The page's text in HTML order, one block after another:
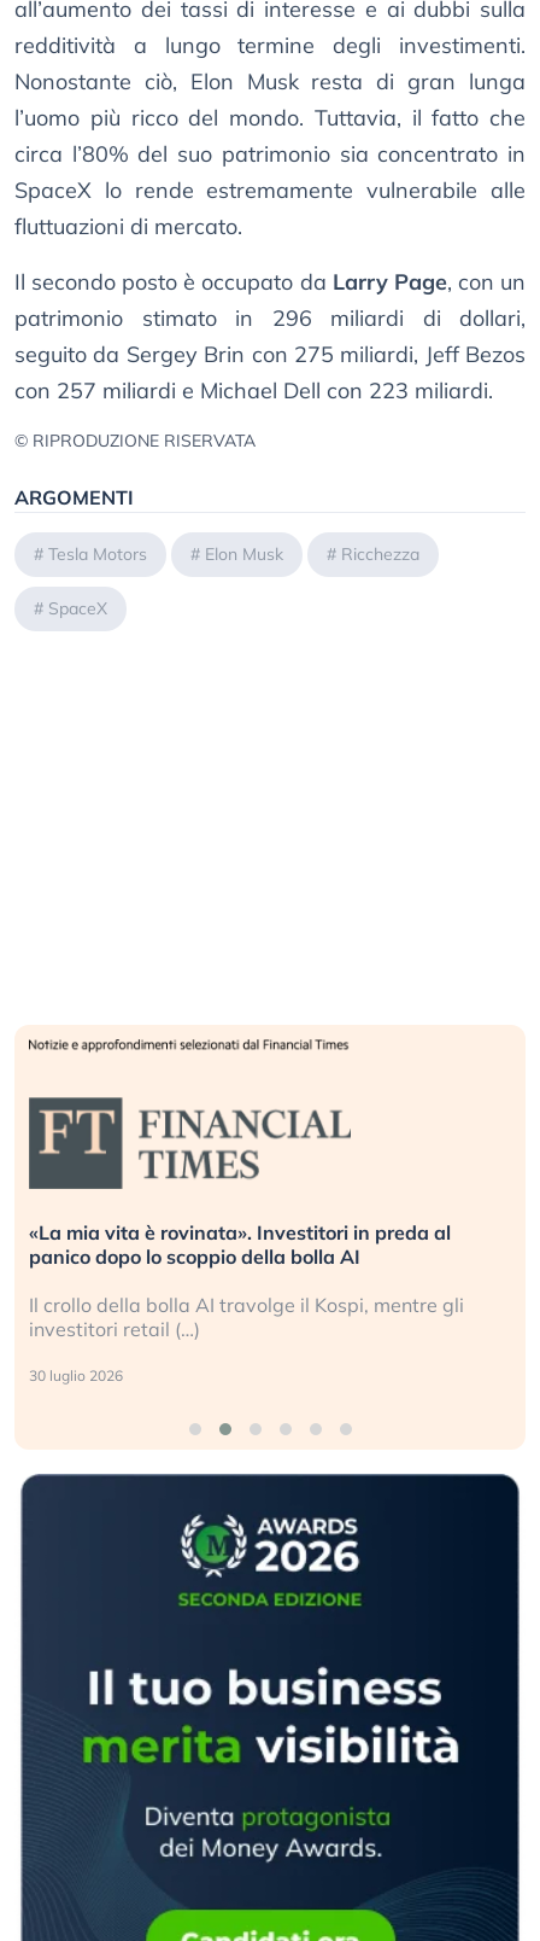
all’aumento dei tassi di interesse e ai dubbi sulla
redditività a lungo termine degli investimenti.
Nonostante ciò, Elon Musk resta di gran lunga
l’uomo più ricco del mondo. Tuttavia, il fatto che
circa l’80% del suo patrimonio sia concentrato in
SpaceX lo rende estremamente vulnerabile alle
fluttuazioni di mercato.
Il secondo posto è occupato da Larry Page, con un
patrimonio stimato in 296 miliardi di dollari,
seguito da Sergey Brin con 275 miliardi, Jeff Bezos
con 257 miliardi e Michael Dell con 223 miliardi.
© RIPRODUZIONE RISERVATA
ARGOMENTI
# Tesla Motors # Elon Musk # Ricchezza
# SpaceX
Quando la finanza pesa più dell’economia reale.
L’America sta ripetendo gli errori del 2008?
La ricchezza mondiale cresce, ma è sempre più
sganciata dall’economia reale. (…)
24 luglio 2026